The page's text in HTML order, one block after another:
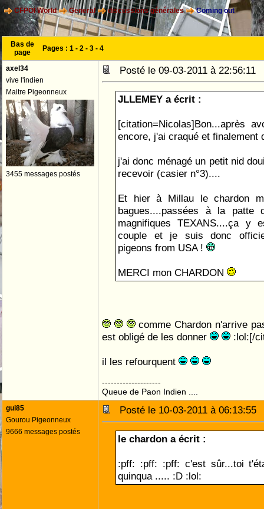
CFPOI World General discussions générales Coming out
Bas de
page
Pages : 1 - 2 - 3 - 4
axel34
vive l'indien
Maitre Pigeonneux
3455 messages postés
Posté le 09-03-2011 à 22:56:11
JLLEMEY a écrit :
[citation=Nicolas]Bon...après
encore, j'ai craqué et finalement
j'ai donc ménagé un petit nid
recevoir (casier n°3)....
Et hier à Millau le chardon
bagues....passées à la patte
magnifiques TEXANS....ça y
couple et je suis donc
pigeons from USA !
MERCI mon CHARDON
comme Chardon n'arrive
est obligé de les donner
:lol:[/
il les refourquent
--------------------
Queue de Paon Indien ....
gui85
Gourou Pigeonneux
9666 messages postés
Posté le 10-03-2011 à
le chardon a écrit :
:pff: :pff: :pff: c'est sûr...toi
quinqua ..... :D :lol: